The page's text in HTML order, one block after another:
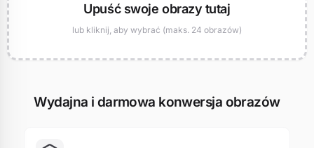
Upuść swoje obrazy tutaj
lub kliknij, aby wybrać (maks. 24 obrazów)
Wydajna i darmowa konwersja obrazów